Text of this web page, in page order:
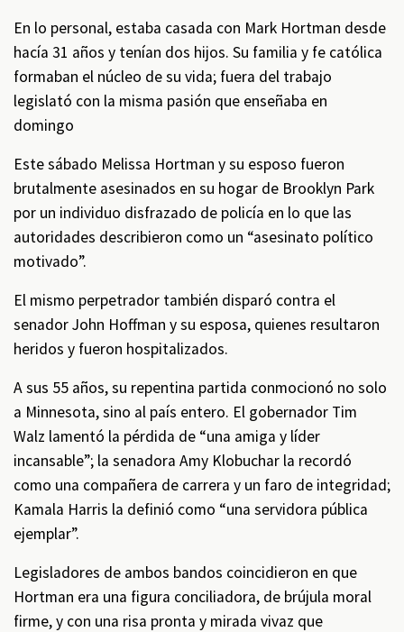
En lo personal, estaba casada con Mark Hortman desde
hacía 31 años y tenían dos hijos. Su familia y fe católica
formaban el núcleo de su vida; fuera del trabajo
legislató con la misma pasión que enseñaba en
domingo
Este sábado Melissa Hortman y su esposo fueron
brutalmente asesinados en su hogar de Brooklyn Park
por un individuo disfrazado de policía en lo que las
autoridades describieron como un “asesinato político
motivado”.
El mismo perpetrador también disparó contra el
senador John Hoffman y su esposa, quienes resultaron
heridos y fueron hospitalizados.
A sus 55 años, su repentina partida conmocionó no solo
a Minnesota, sino al país entero. El gobernador Tim
Walz lamentó la pérdida de “una amiga y líder
incansable”; la senadora Amy Klobuchar la recordó
como una compañera de carrera y un faro de integridad;
Kamala Harris la definió como “una servidora pública
ejemplar”.
Legisladores de ambos bandos coincidieron en que
Hortman era una figura conciliadora, de brújula moral
firme, y con una risa pronta y mirada vivaz que